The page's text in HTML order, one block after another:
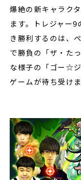
爆絶の新キャラク
ます。トレジャー
き勝利するのは、
で勝負の「ザ・た
な様子の「ゴー☆
ゲームが待ち受けま